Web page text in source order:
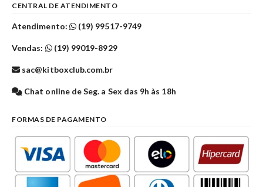
CENTRAL DE ATENDIMENTO
Atendimento: (19) 99517-9749
Vendas: (19) 99019-8929
sac@kitboxclub.com.br
Chat online de Seg. a Sex das 9h às 18h
FORMAS DE PAGAMENTO